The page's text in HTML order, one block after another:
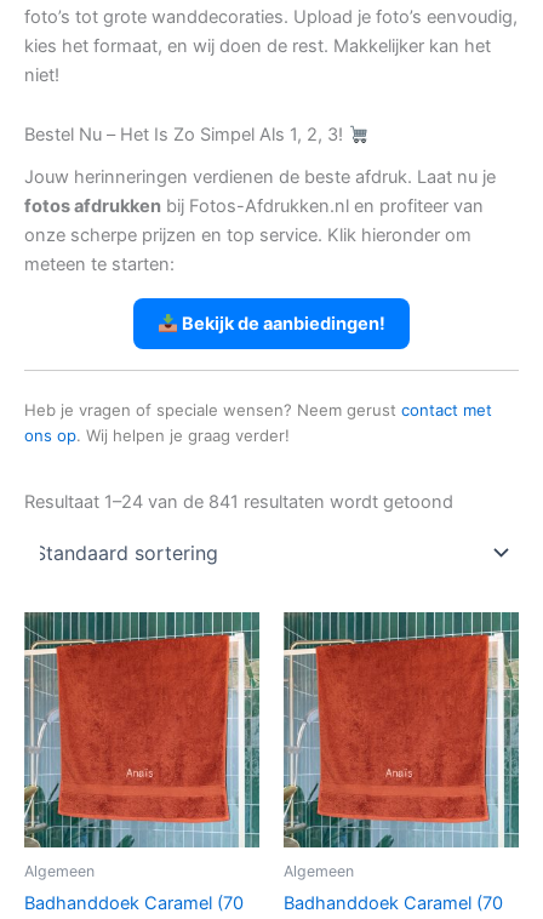
foto’s tot grote wanddecoraties. Upload je foto’s eenvoudig,
kies het formaat, en wij doen de rest. Makkelijker kan het
niet!
Bestel Nu – Het Is Zo Simpel Als 1, 2, 3!
Jouw herinneringen verdienen de beste afdruk. Laat nu je
fotos afdrukken bij Fotos-Afdrukken.nl en profiteer van
onze scherpe prijzen en top service. Klik hieronder om
meteen te starten:
Bekijk de aanbiedingen!
Heb je vragen of speciale wensen? Neem gerust contact met
ons op. Wij helpen je graag verder!
Resultaat 1–24 van de 841 resultaten wordt getoond
Algemeen
Badhanddoek Caramel (70
Algemeen
Badhanddoek Caramel (70